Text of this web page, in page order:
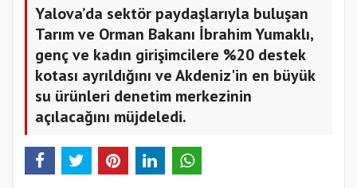
Yalova’da sektör paydaşlarıyla buluşan
Tarım ve Orman Bakanı İbrahim Yumaklı,
genç ve kadın girişimcilere %20 destek
kotası ayrıldığını ve Akdeniz'in en büyük
su ürünleri denetim merkezinin
açılacağını müjdeledi.